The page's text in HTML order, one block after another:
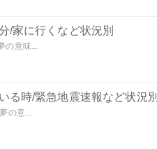
/家に行くなど状況別
の意味...
る時/緊急地震速報など状況別
の意...